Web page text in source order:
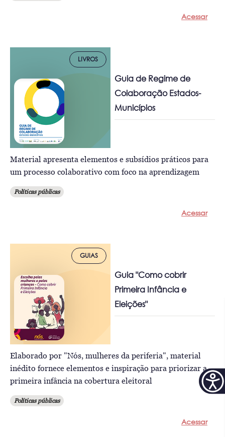
Acessar
LIVROS
Guia de Regime de
Colaboração Estados-
Municípios
Material apresenta elementos e subsídios práticos para
um processo colaborativo com foco na aprendizagem
Políticas públicas
Acessar
GUIAS
Guia "Como cobrir
Primeira Infância e
Eleições"
Elaborado por "Nós, mulheres da periferia", material
inédito fornece elementos e inspiração para priorizar a
primeira infância na cobertura eleitoral
Políticas públicas
Acessar